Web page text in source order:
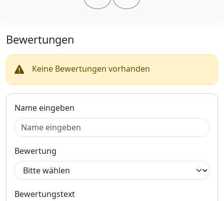
Kunststoff, splittersicher und
Montage an den Original
Aussparrungen für PDC
geliefert!)Bitte beachten Sie
Speditionsversand handelt
Bewertungen
Keine Bewertungen vorhanden
Name eingeben
Bewertung
Bewertungstext